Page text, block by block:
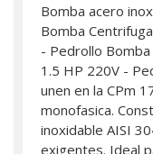
Bomba acero
Bomba
- Pedrollo
1.5 HP 220V -
unen en la CPm
monofasica.
inoxidable AISI
exigentes. Ideal